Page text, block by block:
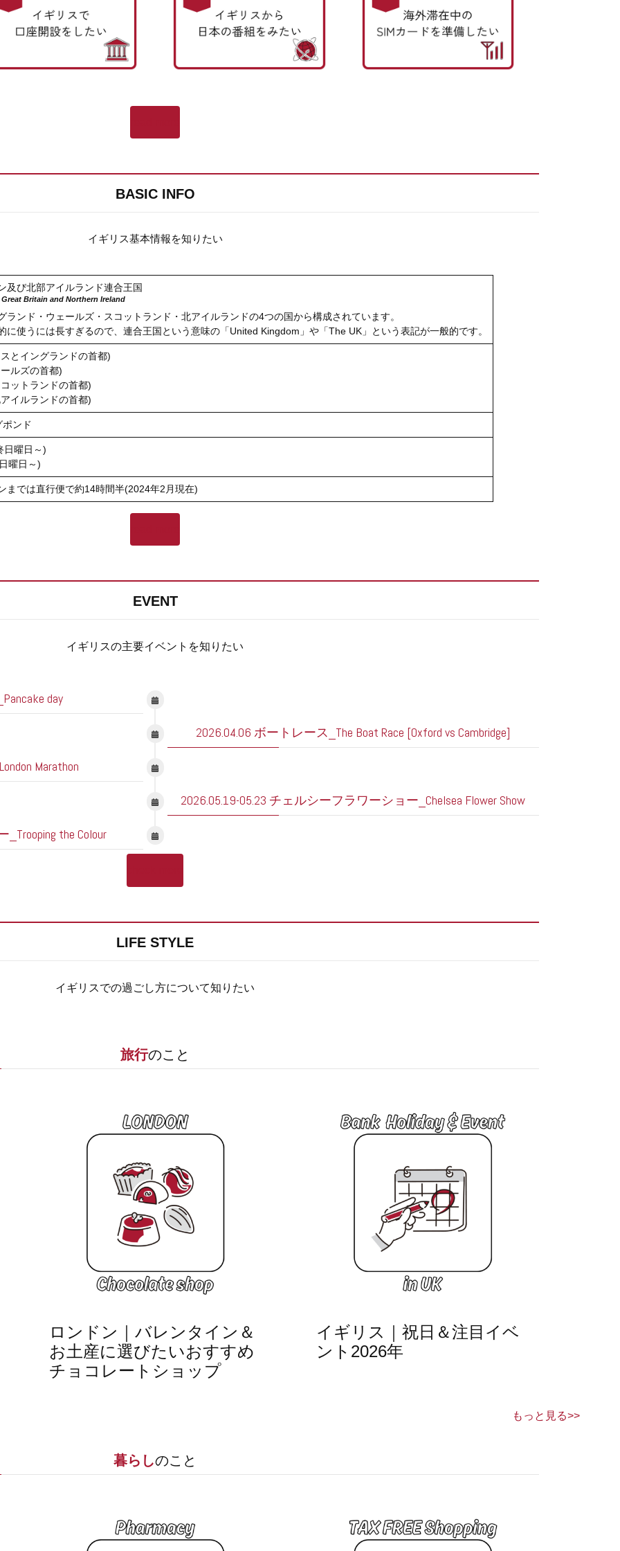
BASIC INFO
イギリス基本情報を知りたい
及び北部アイルランド連合王国
Britain and Northern Ireland
ランド・ウェールズ・スコットランド・北アイルランドの4つの国から構成されています。
に使うには長すぎるので、連合王国という意味の「United Kingdom 」や「The UK 」という表記が一般的です。
とイングランドの首都)
ルズの首都)
ットランドの首都)
イルランドの首都)
ンド
日曜日～)
曜日～)
までは直行便で約14時間半(2024年2月現在)
EVENT
イギリスの主要イベントを知りたい
day
2026.04.06 ボートレース_The Boat Race [Oxford vs Cambridge]
Marathon
2026.05.19-05.23 チェルシーフラワーショー_Chelsea Flower Show
the Colour
LIFE STYLE
イギリスでの過ごし方について知りたい
旅行のこと
ロンドン｜バレンタイン＆
お土産に選びたいおすすめ
チョコレートショップ
イギリス｜祝日＆注目イベ
ント2026年
もっと見る>>
暮らしのこと